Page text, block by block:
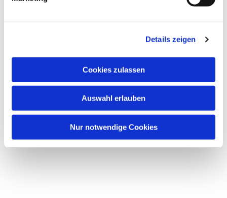
Details zeigen
Cookies zulassen
Auswahl erlauben
Nur notwendige Cookies